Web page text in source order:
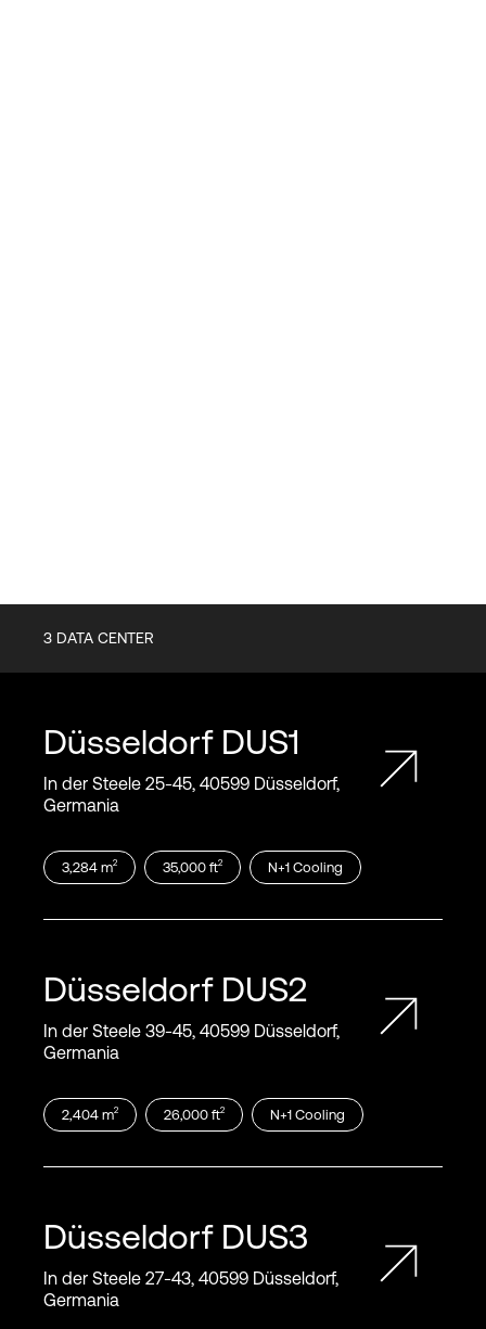
3 DATA CENTER
Düsseldorf DUS1
In der Steele 25‑45, 40599 Düsseldorf,
Germania
3,284 m2 35,000 ft2 N+1 Cooling
Düsseldorf DUS2
In der Steele 39‑45, 40599 Düsseldorf,
Germania
2,404 m2 26,000 ft2 N+1 Cooling
Düsseldorf DUS3
In der Steele 27‑43, 40599 Düsseldorf,
Germania